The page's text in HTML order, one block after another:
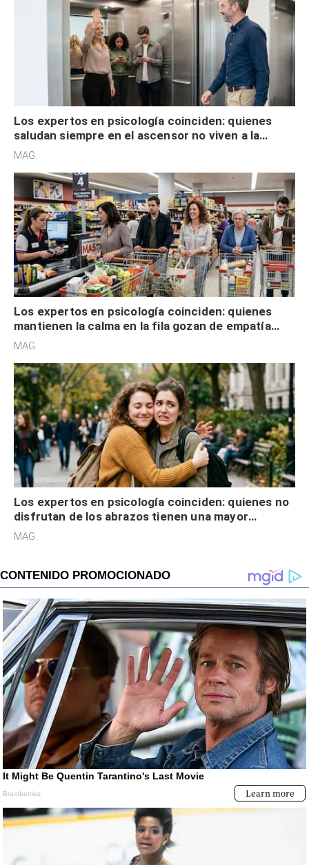
Los expertos en psicología coinciden: quienes
saludan siempre en el ascensor no viven a la
defensiva y tienen apertura social
MAG.
Los expertos en psicología coinciden: quienes
mantienen la calma en la fila gozan de empatía
cognitiva, gratitud y no solo tienen autocontrol
MAG.
Los expertos en psicología coinciden: quienes no
disfrutan de los abrazos tienen una mayor
sensibilidad a los estímulos físicos y no es por
MAG.